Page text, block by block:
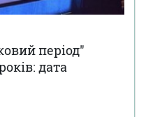
період"
дата